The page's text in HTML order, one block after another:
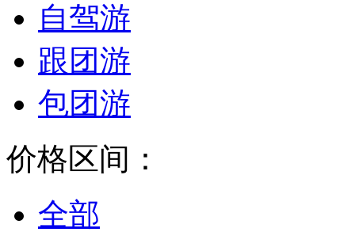
自驾游
跟团游
包团游
价格区间：
全部